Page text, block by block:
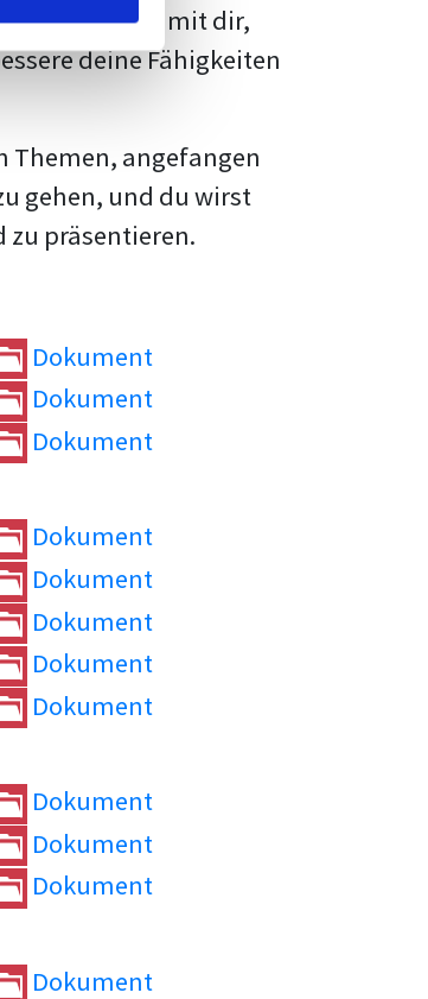
und Tricks
mit dir,
deine Fähigkeiten
Themen, angefangen
gehen, und du wirst
zu präsentieren.
Dokument
Dokument
Dokument
Dokument
Dokument
Dokument
Dokument
Dokument
Dokument
Dokument
Dokument
Dokument